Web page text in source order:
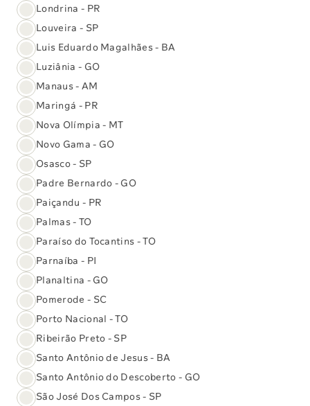
Comunicado 17/12/2025
Homenagem ao Dr. Antônio Leitão Torres de
Araújo
Comunicado 13/06/2025
Instituto Sabin promove campanha solidária.
Participe!
Londrina - PR
Louveira - SP
Luis Eduardo Magalhães - BA
Luziânia - GO
Manaus - AM
Maringá - PR
Nova Olímpia - MT
Novo Gama - GO
Osasco - SP
Padre Bernardo - GO
Paiçandu - PR
Palmas - TO
Paraíso do Tocantins - TO
Parnaíba - PI
Planaltina - GO
Pomerode - SC
Porto Nacional - TO
Ribeirão Preto - SP
Santo Antônio de Jesus - BA
Santo Antônio do Descoberto - GO
São José Dos Campos - SP